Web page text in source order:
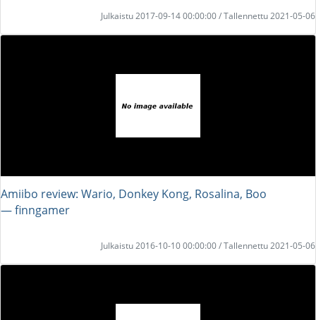
Julkaistu 2017-09-14 00:00:00 / Tallennettu 2021-05-06
Amiibo review: Wario, Donkey Kong, Rosalina, Boo
― finngamer
Julkaistu 2016-10-10 00:00:00 / Tallennettu 2021-05-06